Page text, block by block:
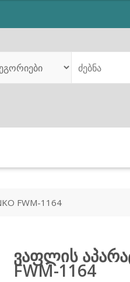
FWM-1164
ვაფლის
FWM-1164
₾169.00.₾109.00.